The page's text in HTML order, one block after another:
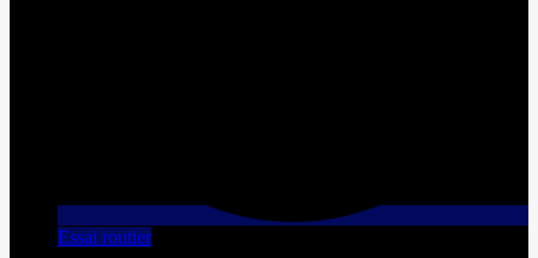
Essai routier